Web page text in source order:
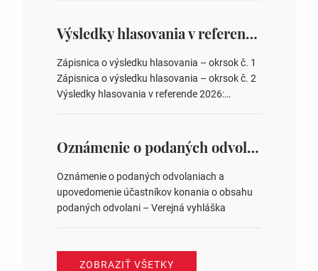
overovateľov zápisnice 3. Určenie volebných
obvodov pre voľby poslancov obecných
zastupiteľstiev, počtu poslancov obecných
zastupiteľstiev v nich 4. Schválenie odpredaja
obecného pozemku –…
Výsledky hlasovania v referende 2026
Zápisnica o výsledku hlasovania – okrsok č. 1
Zápisnica o výsledku hlasovania – okrsok č. 2
Výsledky hlasovania v referende 2026:
ysledky.html
Oznámenie o podaných odvolaniach a upovedomenie účastníkov konania o obsahu podaných odvolani – Verejná vyhláška
Oznámenie o podaných odvolaniach a
upovedomenie účastníkov konania o obsahu
podaných odvolani – Verejná vyhláška
ZOBRAZIŤ VŠETKY